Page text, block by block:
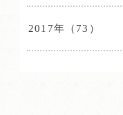
2017年（73）